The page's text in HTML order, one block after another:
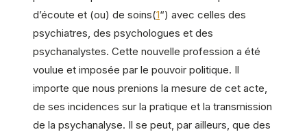
d’écoute et (ou) de soins(1“) avec celles des
psychiatres, des psychologues et des
psychanalystes. Cette nouvelle profession a été
voulue et imposée par le pouvoir politique. Il
importe que nous prenions la mesure de cet acte,
de ses incidences sur la pratique et la transmission
de la psychanalyse. Il se peut, par ailleurs, que des